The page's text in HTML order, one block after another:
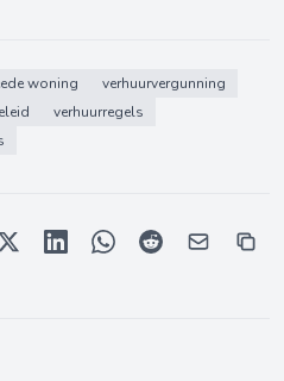
woning
verhuurvergunning
verhuurregels